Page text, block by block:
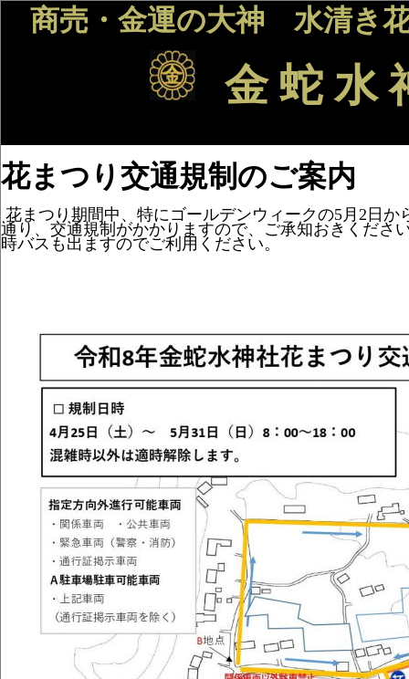
商売・金運の大神 水清き
金 蛇
花まつり交通規制のご案内
花まつり期間中、特にゴールデンウィークの5月2日
通り、交通規制がかかりますので、ご承知おきくださ
時バスも出ますのでご利用ください。